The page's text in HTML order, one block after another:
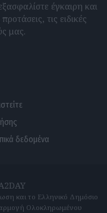
έγκαιρη και
τις ειδικές
μας.
δεδομένα
και το Ελληνικό Δημόσιο
Ολοκληρωμένου